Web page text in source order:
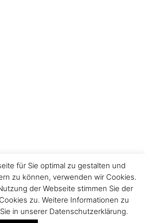
Impressum
für Sie optimal zu gestalten und
zu können, verwenden wir Cookies.
der Webseite stimmen Sie der
zu. Weitere Informationen zu
in unserer Datenschutzerklärung.